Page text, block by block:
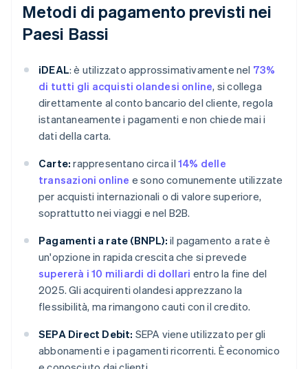
Metodi di pagamento previsti nei
Paesi Bassi
iDEAL: è utilizzato approssimativamente nel 73%
di tutti gli acquisti olandesi online, si collega
direttamente al conto bancario del cliente, regola
istantaneamente i pagamenti e non chiede mai i
dati della carta.
Carte: rappresentano circa il14% delle
transazioni online e sono comunemente utilizzate
per acquisti internazionali o di valore superiore,
soprattutto nei viaggi e nel B2B.
Pagamenti a rate (BNPL): il pagamento a rate è
un'opzione in rapida crescita che si prevede
supererà i 10 miliardi di dollari entro la fine del
2025. Gli acquirenti olandesi apprezzano la
flessibilità, ma rimangono cauti con il credito.
SEPA Direct Debit: SEPA viene utilizzato per gli
abbonamenti e i pagamenti ricorrenti. È economico